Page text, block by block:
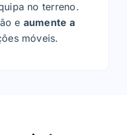
no terreno.
e aumente a
móveis.